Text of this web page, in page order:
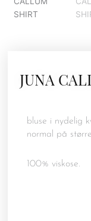
JUNA
bluse i nydelig
normal på
100% viskose.